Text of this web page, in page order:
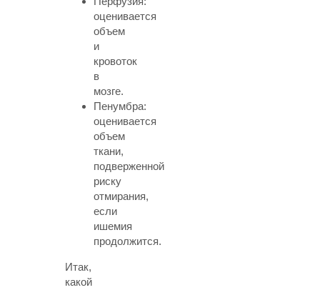
оценивается
объем
и
кровоток
в
мозге.
Пенумбра:
оценивается
объем
ткани,
подверженной
риску
отмирания,
если
ишемия
продолжится.
Итак,
какой